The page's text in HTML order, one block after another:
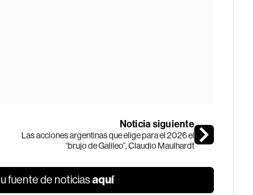
Noticia siguiente
Las acciones argentinas que elige para el 2026 el
“brujo de Galileo”, Claudio Maulhardt
fuente de noticiasaquí